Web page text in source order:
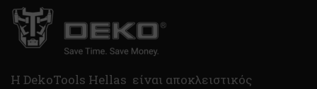
H DekoTools Hellas είναι αποκλειστικός